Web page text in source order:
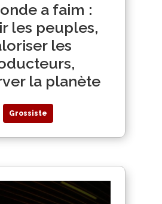
a faim :
les peuples,
les
la planète
Grossiste